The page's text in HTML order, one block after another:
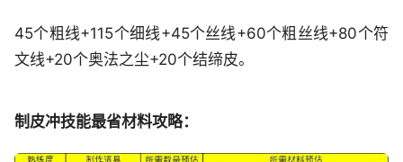
45个粗线+115个细线+45个丝线+60个粗丝线+80个符
文线+20个奥法之尘+20个结缔皮。
制皮冲技能最省材料攻略：